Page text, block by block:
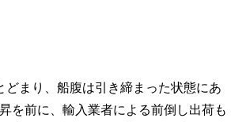
まり、船腹は引き締まった状態にあ
を前に、輸入業者による前倒し出荷も